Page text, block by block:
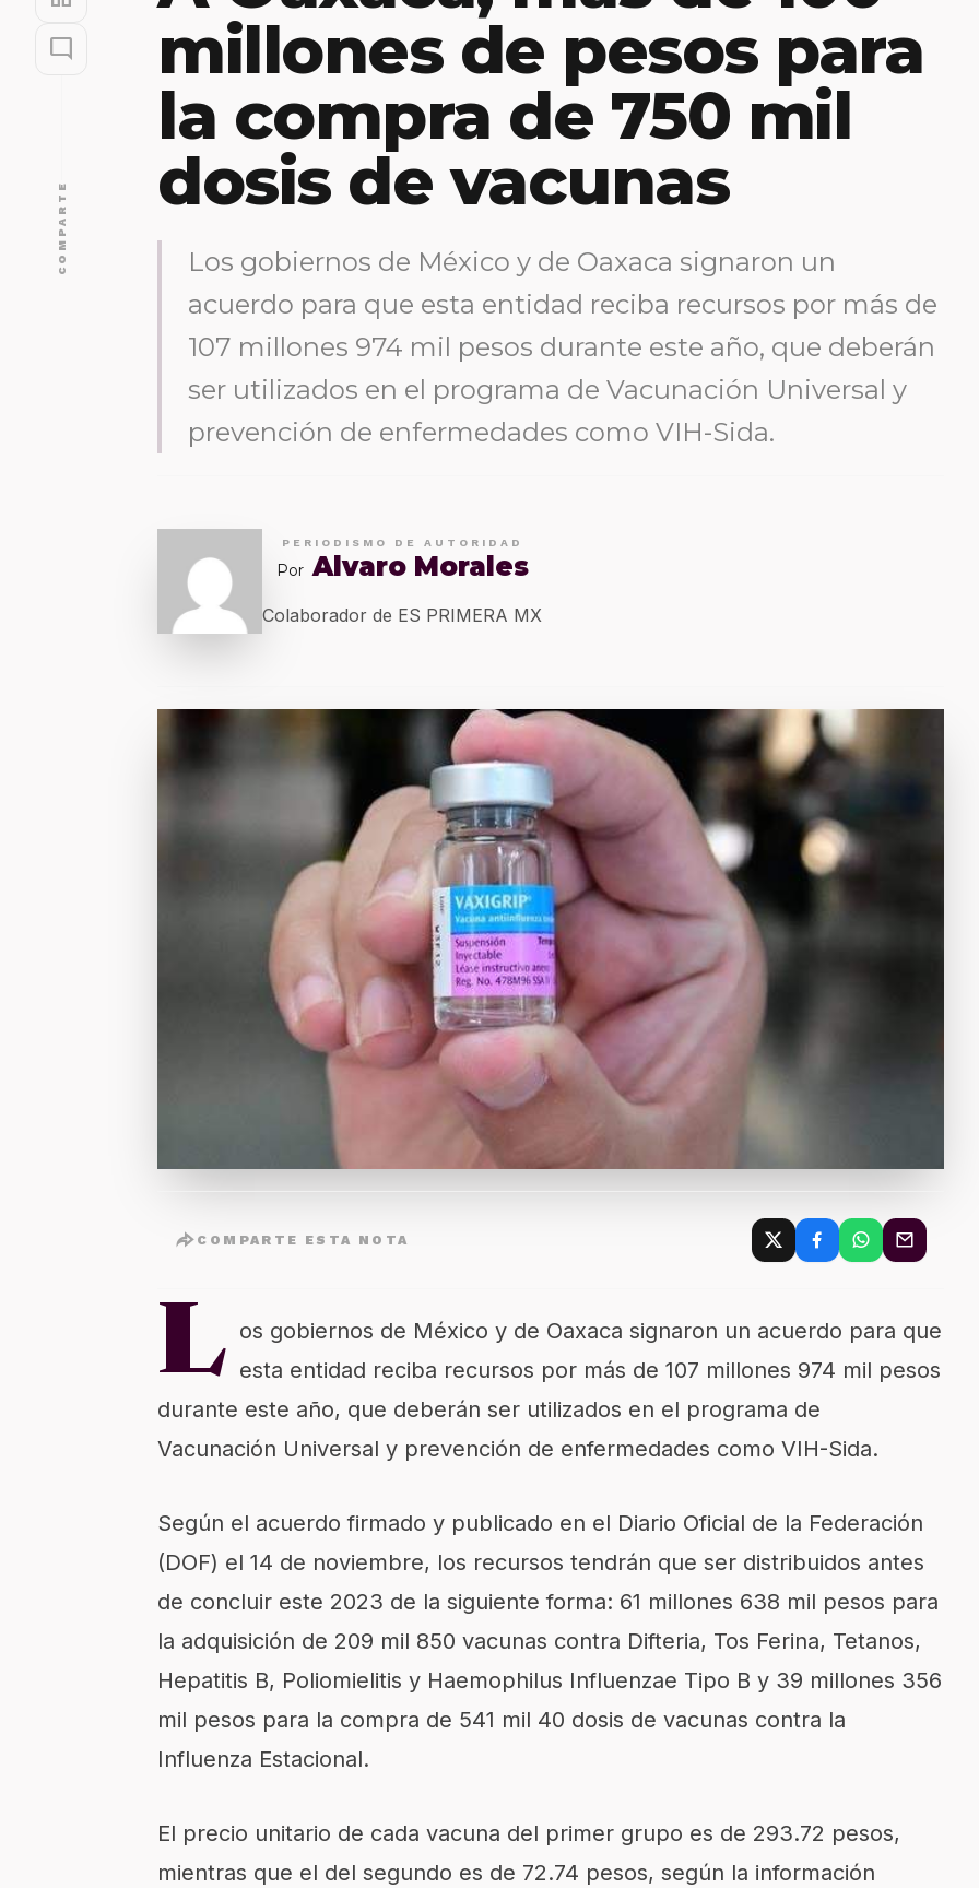
mode_comment
COMPARTE
millones de pesos para
la compra de 750 mil
dosis de vacunas
Los gobiernos de México y de Oaxaca signaron un
acuerdo para que esta entidad reciba recursos por más de
107 millones 974 mil pesos durante este año, que deberán
ser utilizados en el programa de Vacunación Universal y
prevención de enfermedades como VIH-Sida.
PERIODISMO DE AUTORIDAD
Por Alvaro Morales
Colaborador de ES PRIMERA MX
COMPARTE ESTA NOTA
L os gobiernos de México y de Oaxaca signaron un acuerdo para que
esta entidad reciba recursos por más de 107 millones 974 mil pesos
durante este año, que deberán ser utilizados en el programa de
Vacunación Universal y prevención de enfermedades como VIH-Sida.
Según el acuerdo firmado y publicado en el Diario Oficial de la Federación
(DOF) el 14 de noviembre, los recursos tendrán que ser distribuidos antes
de concluir este 2023 de la siguiente forma: 61 millones 638 mil pesos para
la adquisición de 209 mil 850 vacunas contra Difteria, Tos Ferina, Tetanos,
Hepatitis B, Poliomielitis y Haemophilus Influenzae Tipo B y 39 millones 356
mil pesos para la compra de 541 mil 40 dosis de vacunas contra la
Influenza Estacional.
El precio unitario de cada vacuna del primer grupo es de 293.72 pesos,
mientras que el del segundo es de 72.74 pesos, según la información